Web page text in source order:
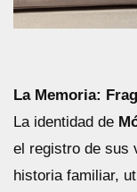
La Memoria:
La identidad de
el registro de sus
historia familiar,